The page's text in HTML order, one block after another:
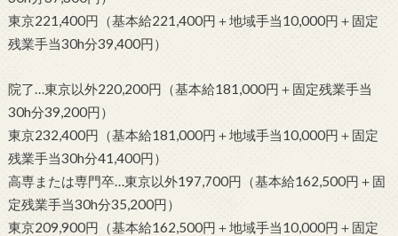
東京221,400円（基本給221,400円＋地域手当10,000円＋固定
残業手当30h分39,400円）
院了…東京以外220,200円（基本給181,000円＋固定残業手当
30h分39,200円）
東京232,400円（基本給181,000円＋地域手当10,000円＋固定
残業手当30h分41,400円）
高専または専門卒…東京以外197,700円（基本給162,500円＋固
定残業手当30h分35,200円）
東京209,900円（基本給162,500円＋地域手当10,000円＋固定